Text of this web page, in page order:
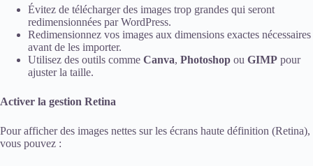
Évitez de télécharger des images trop grandes qui seront
redimensionnées par WordPress.
Redimensionnez vos images aux dimensions exactes nécessaires
avant de les importer.
Utilisez des outils comme Canva, Photoshop ou GIMP pour
ajuster la taille.
Activer la gestion Retina
Pour afficher des images nettes sur les écrans haute définition (Retina),
vous pouvez :